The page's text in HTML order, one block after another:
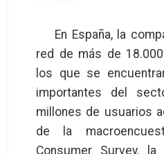
En España, la
red de más de
los que se
importantes del
millones de usuarios
de la
Consumer Survey,